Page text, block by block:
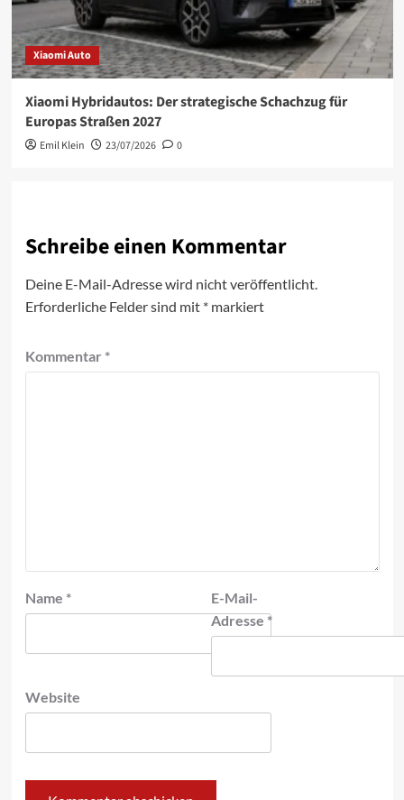
Xiaomi Auto
Xiaomi Hybridautos: Der strategische Schachzug für
Europas Straßen 2027
Emil Klein 23/07/2026 0
Schreibe einen Kommentar
Deine E-Mail-Adresse wird nicht veröffentlicht.
Erforderliche Felder sind mit *markiert
Kommentar *
Name *
E-Mail-
Adresse*
Website